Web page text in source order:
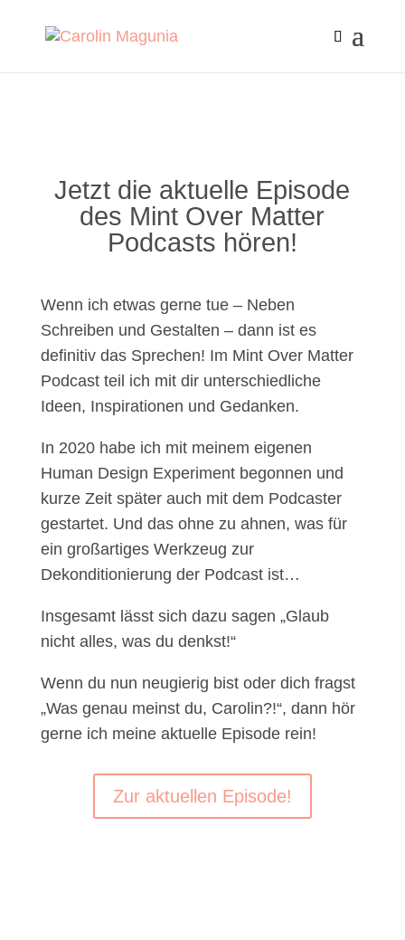
Jetzt die aktuelle Episode
des Mint Over Matter
Podcasts hören!
Wenn ich etwas gerne tue – Neben
Schreiben und Gestalten – dann ist es
definitiv das Sprechen! Im Mint Over Matter
Podcast teil ich mit dir unterschiedliche
Ideen, Inspirationen und Gedanken.
In 2020 habe ich mit meinem eigenen
Human Design Experiment begonnen und
kurze Zeit später auch mit dem Podcaster
gestartet. Und das ohne zu ahnen, was für
ein großartiges Werkzeug zur
Dekonditionierung der Podcast ist…
Insgesamt lässt sich dazu sagen „Glaub
nicht alles, was du denkst!“
Wenn du nun neugierig bist oder dich fragst
„Was genau meinst du, Carolin?!“, dann hör
gerne ich meine aktuelle Episode rein!
Zur aktuellen Episode!